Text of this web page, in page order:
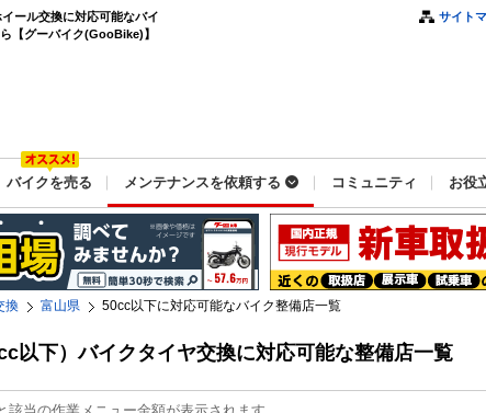
ール交換に対応可能なバイ
【グーバイク(GooBike)】
サイト
バイクを売る メンテナンスを依頼する コミュニティ お役
換 富山県 50cc以下に対応可能なバイク整備店一覧
以下）バイクタイヤ交換に対応可能な整備店一覧